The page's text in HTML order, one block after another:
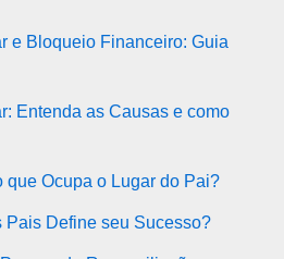
e Bloqueio Financeiro: Guia
Entenda as Causas e como
Ocupa o Lugar do Pai?
Pais Define seu Sucesso?